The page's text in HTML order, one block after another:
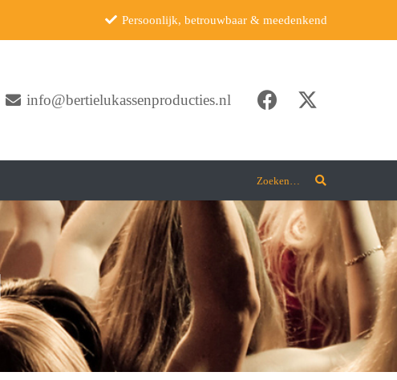
Persoonlijk, betrouwbaar & meedenkend
info@bertielukassenproducties.nl
Zoeken…